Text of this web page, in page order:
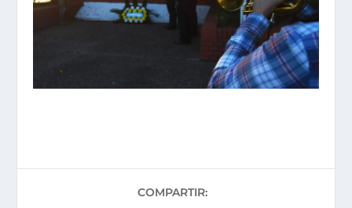
COMPARTIR: